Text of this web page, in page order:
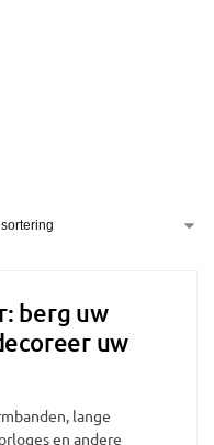
berg uw
uw
lange
en andere